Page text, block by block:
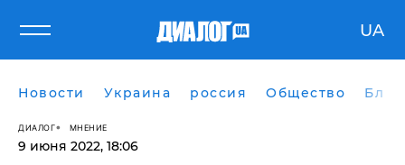
UA
Новости Украина россия Общество
ДИАЛОГ МНЕНИЕ
9 июня 2022, 18:06